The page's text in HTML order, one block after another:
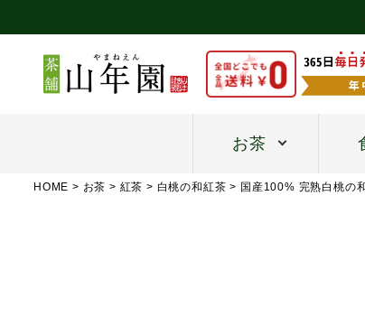
お茶
HOME お茶 紅茶 白桃の和紅茶 国産100% 完熟白桃の